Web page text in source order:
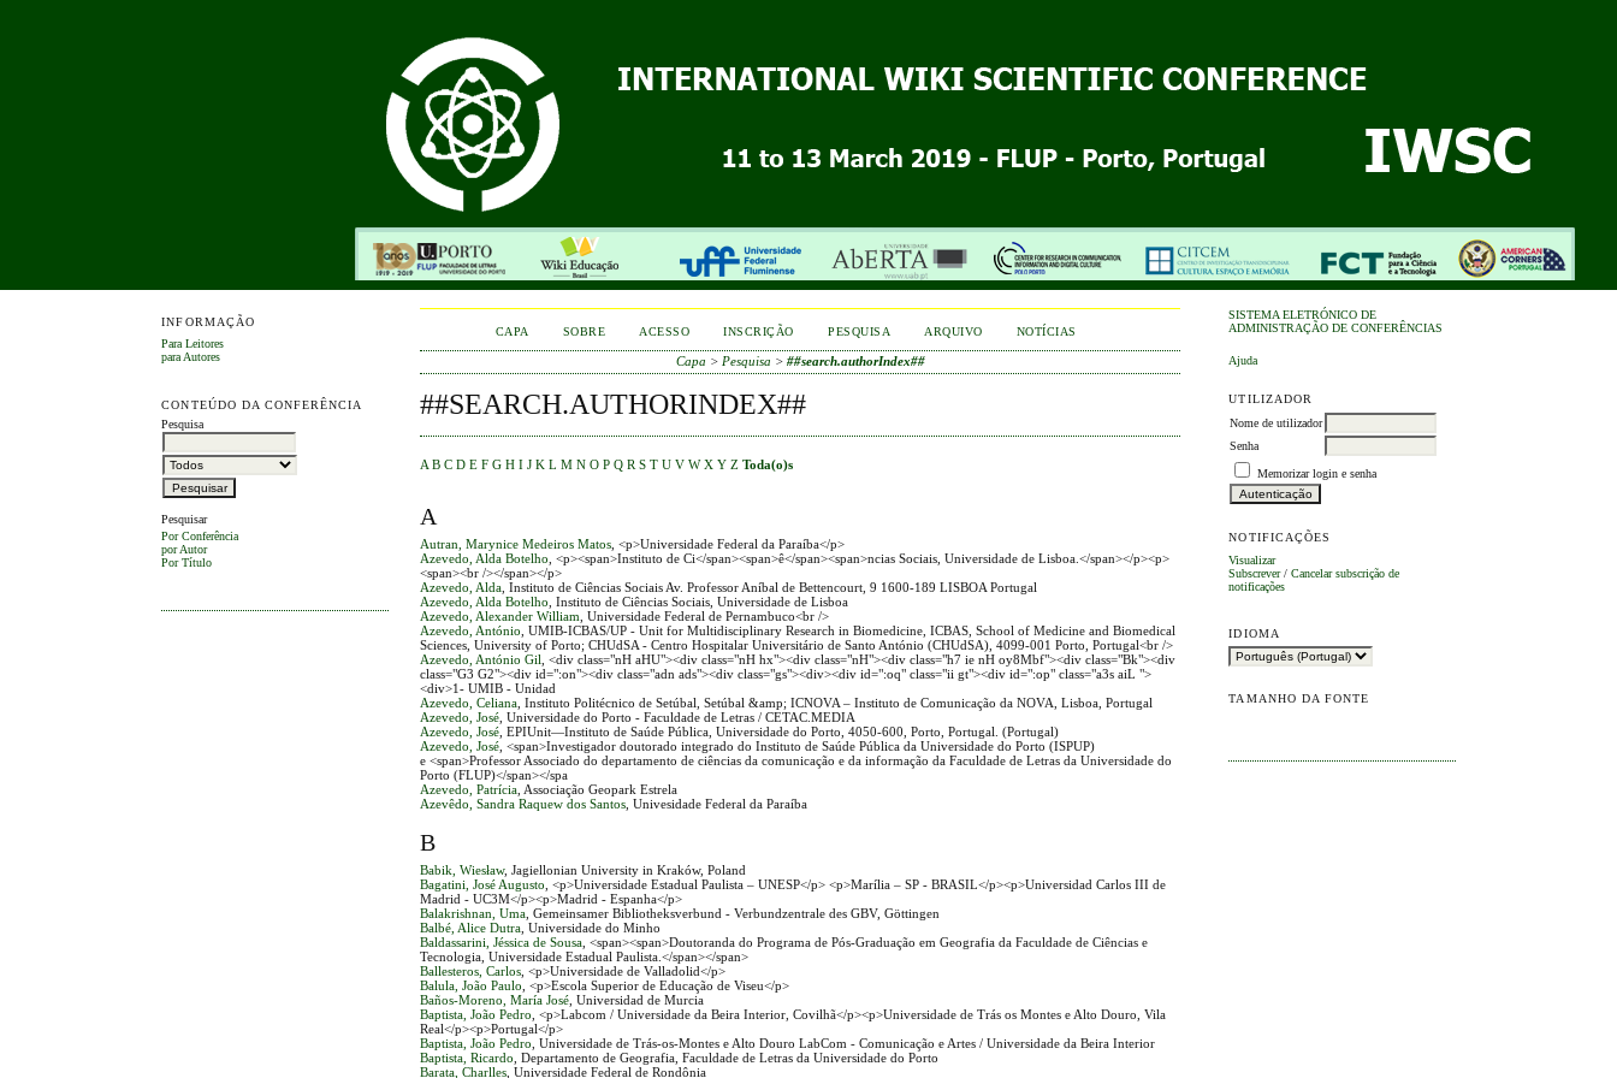
INFORMAÇÃO
Para Leitores
para Autores
CONTEÚDO DA CONFERÊNCIA
Pesquisa
Pesquisar
Por Conferência
por Autor
Por Título
SISTEMA ELETRÓNICO DE
ADMINISTRAÇÃO DE CONFERÊNCIAS
Ajuda
UTILIZADOR
Nome de utilizador
Senha
Memorizar login e senha
NOTIFICAÇÕES
Visualizar
Subscrever/Cancelar subscrição de
notificações
IDIOMA
TAMANHO DA FONTE
CAPA SOBRE ACESSO INSCRIÇÃO PESQUISA ARQUIVO NOTÍCIAS
Capa > Pesquisa > ##search.authorIndex##
##SEARCH.AUTHORINDEX##
A B C D E F G H I J K L M N O P Q R S T U V W X Y Z Toda(o)s
A
Autran, Marynice Medeiros Matos , <p>Universidade Federal da Paraíba</p>
Azevedo, Alda Botelho , <p><span>Instituto de Ci</span><span>ê</span><span>ncias Sociais, Universidade de Lisboa.</span></p><p>
<span><br /></span></p>
Azevedo, Alda , Instituto de Ciências Sociais Av. Professor Aníbal de Bettencourt, 9 1600-189 LISBOA Portugal
Azevedo, Alda Botelho , Instituto de Ciências Sociais, Universidade de Lisboa
Azevedo, Alexander William , Universidade Federal de Pernambuco<br />
Azevedo, António , UMIB-ICBAS/UP - Unit for Multidisciplinary Research in Biomedicine, ICBAS, School of Medicine and Biomedical
Sciences, University of Porto; CHUdSA - Centro Hospitalar Universitário de Santo António (CHUdSA), 4099-001 Porto, Portugal<br />
Azevedo, António Gil , <div class="nH aHU"><div class="nH hx"><div class="nH"><div class="h7 ie nH oy8Mbf"><div class="Bk"><div
class="G3 G2"><div id=":on"><div class="adn ads"><div class="gs"><div><div id=":oq" class="ii gt"><div id=":op" class="a3s aiL ">
<div>1- UMIB - Unidad
Azevedo, Celiana , Instituto Politécnico de Setúbal, Setúbal &amp; ICNOVA – Instituto de Comunicação da NOVA, Lisboa, Portugal
Azevedo, José , Universidade do Porto - Faculdade de Letras / CETAC.MEDIA
Azevedo, José , EPIUnit—Instituto de Saúde Pública, Universidade do Porto, 4050-600, Porto, Portugal. (Portugal)
Azevedo, José , <span>Investigador doutorado integrado do Instituto de Saúde Pública da Universidade do Porto (ISPUP)
e <span>Professor Associado do departamento de ciências da comunicação e da informação da Faculdade de Letras da Universidade do
Porto (FLUP)</span></spa
Azevedo, Patrícia , Associação Geopark Estrela
Azevêdo, Sandra Raquew dos Santos , Univesidade Federal da Paraíba
B
Babik, Wiesław, Jagiellonian University in Kraków, Poland
Bagatini, José Augusto , <p>Universidade Estadual Paulista – UNESP</p> <p>Marília – SP - BRASIL</p><p>Universidad Carlos III de
Madrid - UC3M</p><p>Madrid - Espanha</p>
Balakrishnan, Uma , Gemeinsamer Bibliotheksverbund - Verbundzentrale des GBV, Göttingen
Balbé, Alice Dutra , Universidade do Minho
Baldassarini, Jéssica de Sousa , <span><span>Doutoranda do Programa de Pós-Graduação em Geografia da Faculdade de Ciências e
Tecnologia, Universidade Estadual Paulista.</span></span>
Ballesteros, Carlos , <p>Universidade de Valladolid</p>
Balula, João Paulo , <p>Escola Superior de Educação de Viseu</p>
Baños-Moreno, María José , Universidad de Murcia
Baptista, João Pedro , <p>Labcom / Universidade da Beira Interior, Covilhã</p><p>Universidade de Trás os Montes e Alto Douro, Vila
Real</p><p>Portugal</p>
Baptista, João Pedro , Universidade de Trás-os-Montes e Alto Douro LabCom - Comunicação e Artes / Universidade da Beira Interior
Baptista, Ricardo , Departamento de Geografia, Faculdade de Letras da Universidade do Porto
Barata, Charlles , Universidade Federal de Rondônia